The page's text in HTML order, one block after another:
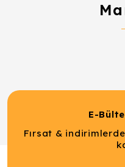
E-
Fırsat &